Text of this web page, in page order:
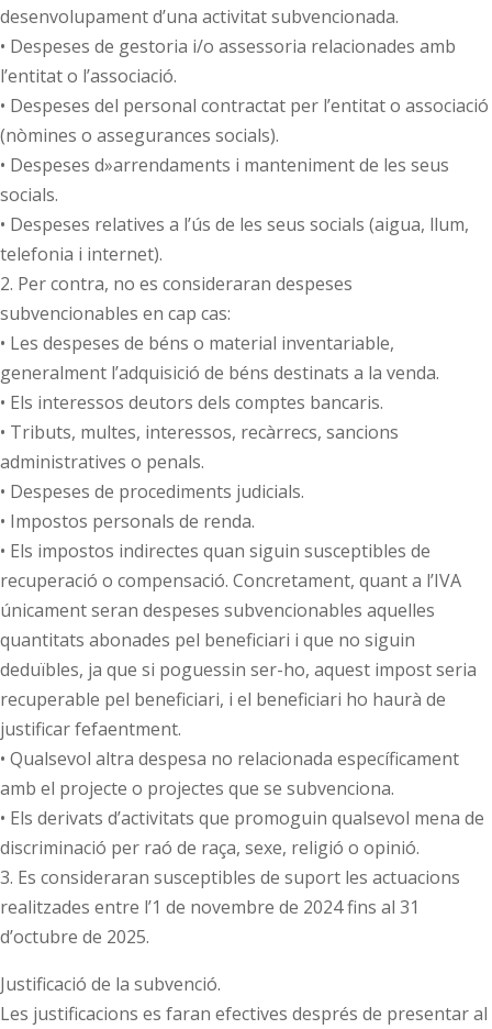
desenvolupament d’una activitat subvencionada.
• Despeses de gestoria i/o assessoria relacionades amb
l’entitat o l’associació.
• Despeses del personal contractat per l’entitat o associació
(nòmines o assegurances socials).
• Despeses d»arrendaments i manteniment de les seus
socials.
• Despeses relatives a l’ús de les seus socials (aigua, llum,
telefonia i internet).
2. Per contra, no es consideraran despeses
subvencionables en cap cas:
• Les despeses de béns o material inventariable,
generalment l’adquisició de béns destinats a la venda.
• Els interessos deutors dels comptes bancaris.
• Tributs, multes, interessos, recàrrecs, sancions
administratives o penals.
• Despeses de procediments judicials.
• Impostos personals de renda.
• Els impostos indirectes quan siguin susceptibles de
recuperació o compensació. Concretament, quant a l’IVA
únicament seran despeses subvencionables aquelles
quantitats abonades pel beneficiari i que no siguin
deduïbles, ja que si poguessin ser-ho, aquest impost seria
recuperable pel beneficiari, i el beneficiari ho haurà de
justificar fefaentment.
• Qualsevol altra despesa no relacionada específicament
amb el projecte o projectes que se subvenciona.
• Els derivats d’activitats que promoguin qualsevol mena de
discriminació per raó de raça, sexe, religió o opinió.
3. Es consideraran susceptibles de suport les actuacions
realitzades entre l’1 de novembre de 2024 fins al 31
d’octubre de 2025.
Justificació de la subvenció.
Les justificacions es faran efectives després de presentar al